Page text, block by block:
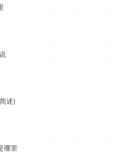
述)
哪里